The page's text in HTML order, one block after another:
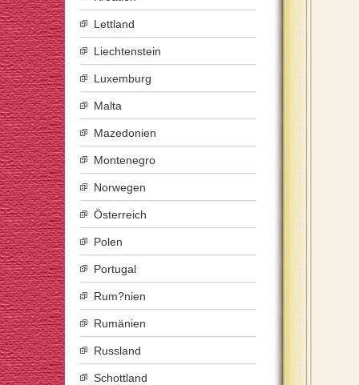
Lettland
Liechtenstein
Luxemburg
Malta
Mazedonien
Montenegro
Norwegen
Österreich
Polen
Portugal
Rum?nien
Rumänien
Russland
Schottland